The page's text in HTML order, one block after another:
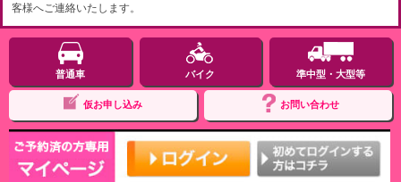
客様へご連絡いたします。
普通車 バイク 準中型・大型等
仮お申し込み お問い合わせ